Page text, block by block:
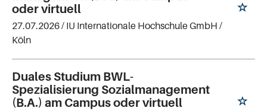
oder virtuell
27.07.2026 / IU Internationale Hochschule GmbH /
Köln
Duales Studium BWL-
Spezialisierung Sozialmanagement
(B.A.) am Campus oder virtuell